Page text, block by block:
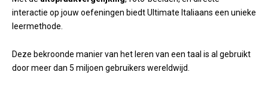
interactie op jouw oefeningen biedt Ultimate Italiaans een unieke
leermethode.
Deze bekroonde manier van het leren van een taal is al gebruikt
door meer dan 5 miljoen gebruikers wereldwijd.